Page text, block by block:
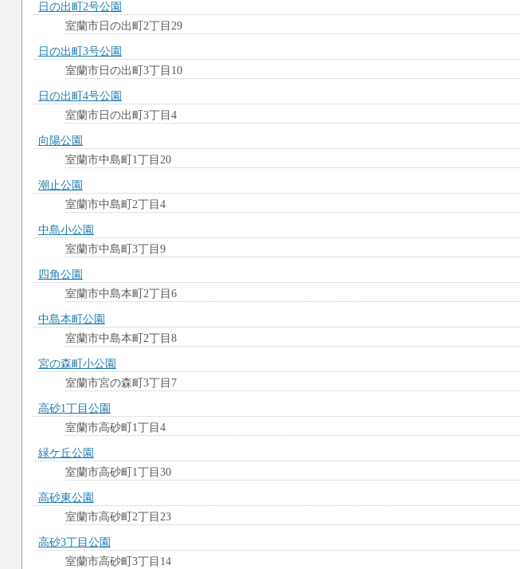
日の出町2号公園
室蘭市日の出町2丁目29
日の出町3号公園
室蘭市日の出町3丁目10
日の出町4号公園
室蘭市日の出町3丁目4
向陽公園
室蘭市中島町1丁目20
潮止公園
室蘭市中島町2丁目4
中島小公園
室蘭市中島町3丁目9
四角公園
室蘭市中島本町2丁目6
中島本町公園
室蘭市中島本町2丁目8
宮の森町小公園
室蘭市宮の森町3丁目7
高砂1丁目公園
室蘭市高砂町1丁目4
緑ケ丘公園
室蘭市高砂町1丁目30
高砂東公園
室蘭市高砂町2丁目23
高砂3丁目公園
室蘭市高砂町3丁目14